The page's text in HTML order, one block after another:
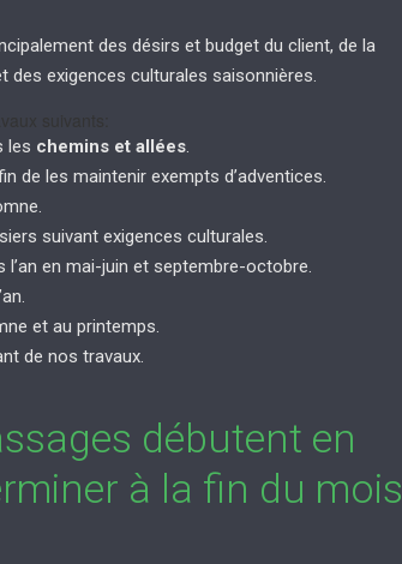
des désirs et budget du client, de la
exigences culturales saisonnières.
les chemins et allées.
de les maintenir exempts d’adventices.
suivant exigences culturales.
en mai-juin et septembre-octobre.
et au printemps.
de nos travaux.
débutent en
à la fin du mois